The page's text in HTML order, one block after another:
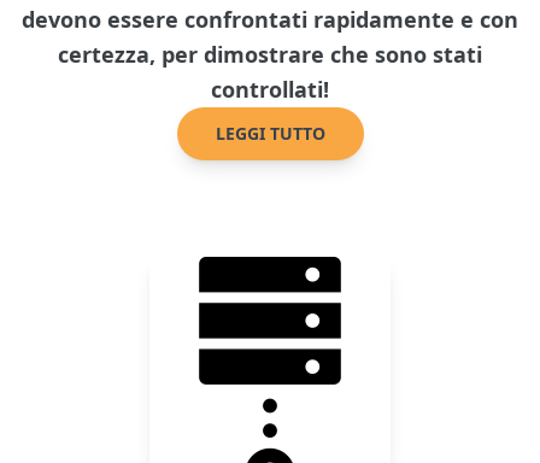
devono essere confrontati rapidamente e con
certezza, per dimostrare che sono stati
controllati!
LEGGI TUTTO